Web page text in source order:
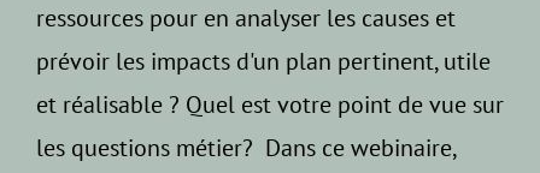
ressources pour en analyser les causes et
prévoir les impacts d'un plan pertinent, utile
et réalisable ? Quel est votre point de vue sur
les questions métier? Dans ce webinaire,